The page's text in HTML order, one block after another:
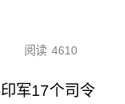
阅读 4610
军17个司令